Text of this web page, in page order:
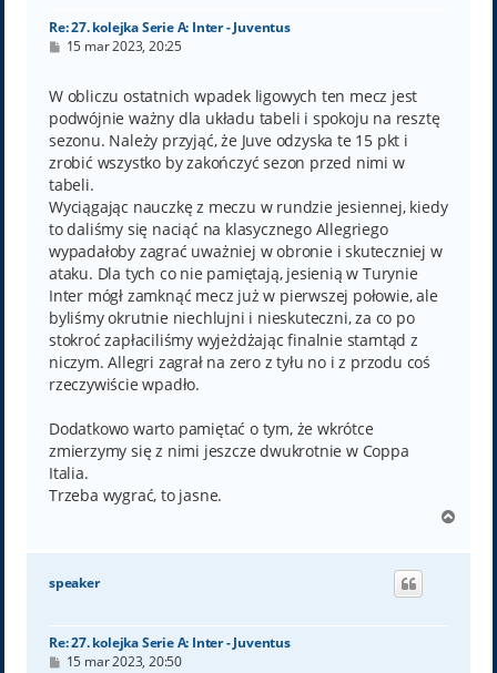
Re: 27. kolejka Serie A: Inter - Juventus
P
t
15 mar 2023, 20:25
W obliczu ostatnich wpadek ligowych ten mecz jest
podwójnie ważny dla układu tabeli i spokoju na resztę
sezonu. Należy przyjąć, że Juve odzyska te 15 pkt i
zrobić wszystko by zakończyć sezon przed nimi w
tabeli.
Wyciągając nauczkę z meczu w rundzie jesiennej, kiedy
to daliśmy się naciąć na klasycznego Allegriego
wypadałoby zagrać uważniej w obronie i skuteczniej w
ataku. Dla tych co nie pamiętają, jesienią w Turynie
Inter mógł zamknąć mecz już w pierwszej połowie, ale
byliśmy okrutnie niechlujni i nieskuteczni, za co po
stokroć zapłaciliśmy wyjeżdżając finalnie stamtąd z
niczym. Allegri zagrał na zero z tyłu no i z przodu coś
rzeczywiście wpadło.
Dodatkowo warto pamiętać o tym, że wkrótce
zmierzymy się z nimi jeszcze dwukrotnie w Coppa
Italia.
Trzeba wygrać, to jasne.
g
speaker
Re: 27. kolejka Serie A: Inter - Juventus
P15 mar 2023, 20:50